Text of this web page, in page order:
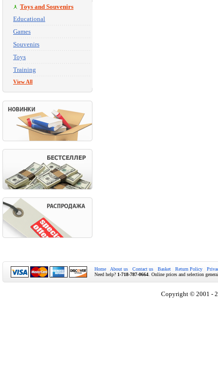
Toys and Souvenirs
Educational
Games
Souvenirs
Toys
Training
View All
Home About us Contact us Basket Return Policy
Need help? 1-718-787-0664 . Online prices and selection
Copyright © 2001 -